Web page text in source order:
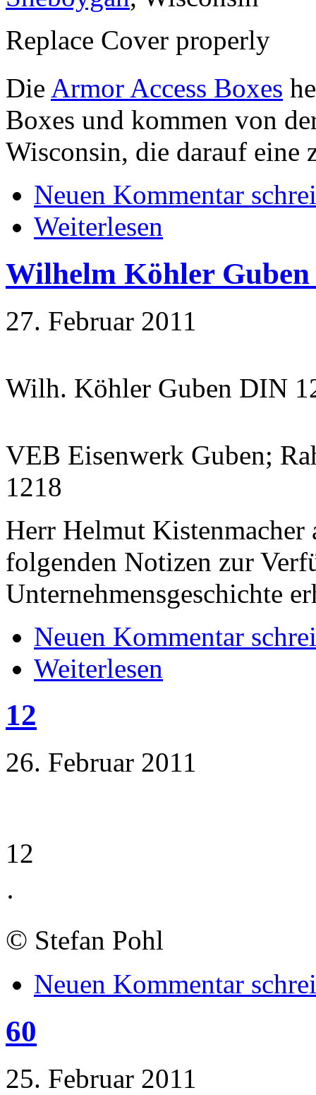
Replace Cover properly
Die Armor Access Boxes
Boxes und kommen von
Wisconsin, die darauf eine
Neuen Kommentar
Weiterlesen
Wilhelm Köhler
27. Februar 2011
Wilh. Köhler Guben DIN
VEB Eisenwerk Guben;
1218
Herr Helmut Kistenmacher
folgenden Notizen zur
Unternehmensgeschichte
Neuen Kommentar
Weiterlesen
12
26. Februar 2011
12
·
© Stefan Pohl
Neuen Kommentar
60
25. Februar 2011